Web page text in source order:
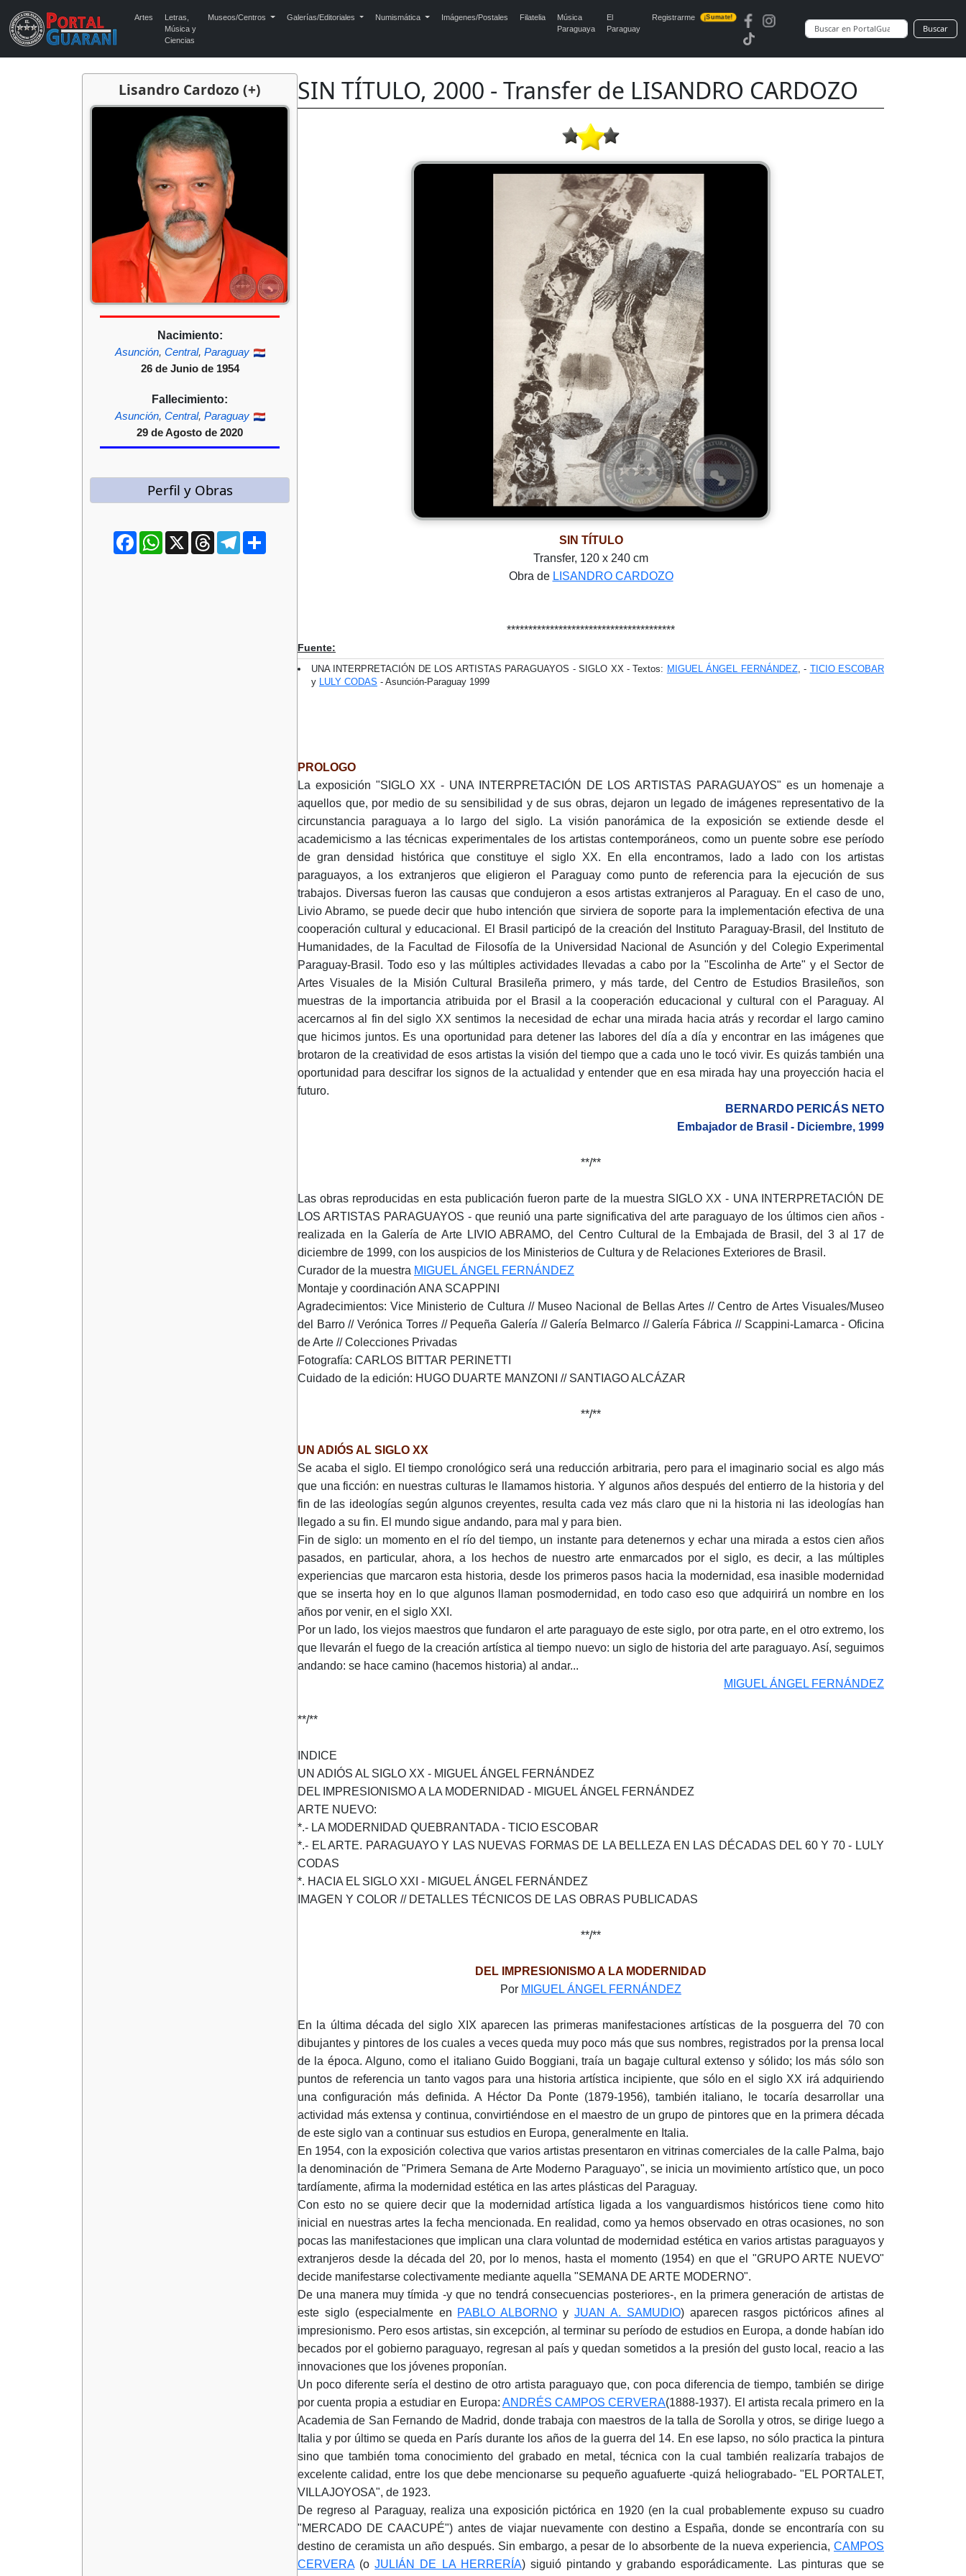
Artes
Letras,
Música y
Ciencias
Museos/Centros Galerías/Editoriales Numismática Imágenes/Postales Filatelia
Música
Paraguaya
El
Paraguay
Registrarme ¡Sumate!
Buscar
Lisandro Cardozo (+)
Nacimiento:
Asunción, Central, Paraguay
26 de Junio de 1954
Fallecimiento:
Asunción, Central, Paraguay
29 de Agosto de 2020
Perfil y Obras
FacebookWhatsApp
X ThreadsTelegram
SIN TÍTULO, 2000 - Transfer de LISANDRO CARDOZO
SIN TÍTULO
Transfer, 120 x 240 cm
Obra de LISANDRO CARDOZO
***************************************
Fuente:
UNA INTERPRETACIÓN DE LOS ARTISTAS PARAGUAYOS - SIGLO XX - Textos: MIGUEL ÁNGEL FERNÁNDEZ, - TICIO ESCOBAR
y
LULY CODAS - Asunción-Paraguay 1999
PROLOGO
La exposición "SIGLO XX - UNA INTERPRETACIÓN DE LOS ARTISTAS PARAGUAYOS" es un homenaje a
aquellos que, por medio de su sensibilidad y de sus obras, dejaron un legado de imágenes representativo de la
circunstancia paraguaya a lo largo del siglo. La visión panorámica de la exposición se extiende desde el
academicismo a las técnicas experimentales de los artistas contemporáneos, como un puente sobre ese período
de gran densidad histórica que constituye el siglo XX. En ella encontramos, lado a lado con los artistas
paraguayos, a los extranjeros que eligieron el Paraguay como punto de referencia para la ejecución de sus
trabajos. Diversas fueron las causas que condujeron a esos artistas extranjeros al Paraguay. En el caso de uno,
Livio Abramo, se puede decir que hubo intención que sirviera de soporte para la implementación efectiva de una
cooperación cultural y educacional. El Brasil participó de la creación del Instituto Paraguay-Brasil, del Instituto de
Humanidades, de la Facultad de Filosofía de la Universidad Nacional de Asunción y del Colegio Experimental
Paraguay-Brasil. Todo eso y las múltiples actividades llevadas a cabo por la "Escolinha de Arte" y el Sector de
Artes Visuales de la Misión Cultural Brasileña primero, y más tarde, del Centro de Estudios Brasileños, son
muestras de la importancia atribuida por el Brasil a la cooperación educacional y cultural con el Paraguay. Al
acercarnos al fin del siglo XX sentimos la necesidad de echar una mirada hacia atrás y recordar el largo camino
que hicimos juntos. Es una oportunidad para detener las labores del día a día y encontrar en las imágenes que
brotaron de la creatividad de esos artistas la visión del tiempo que a cada uno le tocó vivir. Es quizás también una
oportunidad para descifrar los signos de la actualidad y entender que en esa mirada hay una proyección hacia el
futuro.
BERNARDO PERICÁS NETO
Embajador de Brasil - Diciembre, 1999
**/**
Las obras reproducidas en esta publicación fueron parte de la muestra SIGLO XX - UNA INTERPRETACIÓN DE
LOS ARTISTAS PARAGUAYOS - que reunió una parte significativa del arte paraguayo de los últimos cien años -
realizada en la Galería de Arte LIVIO ABRAMO, del Centro Cultural de la Embajada de Brasil, del 3 al 17 de
diciembre de 1999, con los auspicios de los Ministerios de Cultura y de Relaciones Exteriores de Brasil.
Curador de la muestra MIGUEL ÁNGEL FERNÁNDEZ
Montaje y coordinación ANA SCAPPINI
Agradecimientos: Vice Ministerio de Cultura // Museo Nacional de Bellas Artes // Centro de Artes Visuales/Museo
del Barro // Verónica Torres // Pequeña Galería // Galería Belmarco // Galería Fábrica // Scappini-Lamarca - Oficina
de Arte // Colecciones Privadas
Fotografía: CARLOS BITTAR PERINETTI
Cuidado de la edición: HUGO DUARTE MANZONI // SANTIAGO ALCÁZAR
**/**
UN ADIÓS AL SIGLO XX
Se acaba el siglo. El tiempo cronológico será una reducción arbitraria, pero para el imaginario social es algo más
que una ficción: en nuestras culturas le llamamos historia. Y algunos años después del entierro de la historia y del
fin de las ideologías según algunos creyentes, resulta cada vez más claro que ni la historia ni las ideologías han
llegado a su fin. El mundo sigue andando, para mal y para bien.
Fin de siglo: un momento en el río del tiempo, un instante para detenernos y echar una mirada a estos cien años
pasados, en particular, ahora, a los hechos de nuestro arte enmarcados por el siglo, es decir, a las múltiples
experiencias que marcaron esta historia, desde los primeros pasos hacia la modernidad, esa inasible modernidad
que se inserta hoy en lo que algunos llaman posmodernidad, en todo caso eso que adquirirá un nombre en los
años por venir, en el siglo XXI.
Por un lado, los viejos maestros que fundaron el arte paraguayo de este siglo, por otra parte, en el otro extremo, los
que llevarán el fuego de la creación artística al tiempo nuevo: un siglo de historia del arte paraguayo. Así, seguimos
andando: se hace camino (hacemos historia) al andar...
MIGUEL ÁNGEL FERNÁNDEZ
**/**
INDICE
UN ADIÓS AL SIGLO XX - MIGUEL ÁNGEL FERNÁNDEZ
DEL IMPRESIONISMO A LA MODERNIDAD - MIGUEL ÁNGEL FERNÁNDEZ
ARTE NUEVO:
*.- LA MODERNIDAD QUEBRANTADA - TICIO ESCOBAR
*.- EL ARTE. PARAGUAYO Y LAS NUEVAS FORMAS DE LA BELLEZA EN LAS DÉCADAS DEL 60 Y 70 - LULY
CODAS
*. HACIA EL SIGLO XXI - MIGUEL ÁNGEL FERNÁNDEZ
IMAGEN Y COLOR // DETALLES TÉCNICOS DE LAS OBRAS PUBLICADAS
**/**
DEL IMPRESIONISMO A LA MODERNIDAD
Por MIGUEL ÁNGEL FERNÁNDEZ
En la última década del siglo XIX aparecen las primeras manifestaciones artísticas de la posguerra del 70 con
dibujantes y pintores de los cuales a veces queda muy poco más que sus nombres, registrados por la prensa local
de la época. Alguno, como el italiano Guido Boggiani, traía un bagaje cultural extenso y sólido; los más sólo son
puntos de referencia un tanto vagos para una historia artística incipiente, que sólo en el siglo XX irá adquiriendo
una configuración más definida. A Héctor Da Ponte (1879-1956), también italiano, le tocaría desarrollar una
actividad más extensa y continua, convirtiéndose en el maestro de un grupo de pintores que en la primera década
de este siglo van a continuar sus estudios en Europa, generalmente en Italia.
En 1954, con la exposición colectiva que varios artistas presentaron en vitrinas comerciales de la calle Palma, bajo
la denominación de "Primera Semana de Arte Moderno Paraguayo", se inicia un movimiento artístico que, un poco
tardíamente, afirma la modernidad estética en las artes plásticas del Paraguay.
Con esto no se quiere decir que la modernidad artística ligada a los vanguardismos históricos tiene como hito
inicial en nuestras artes la fecha mencionada. En realidad, como ya hemos observado en otras ocasiones, no son
pocas las manifestaciones que implican una clara voluntad de modernidad estética en varios artistas paraguayos y
extranjeros desde la década del 20, por lo menos, hasta el momento (1954) en que el "GRUPO ARTE NUEVO"
decide manifestarse colectivamente mediante aquella "SEMANA DE ARTE MODERNO".
De una manera muy tímida -y que no tendrá consecuencias posteriores-, en la primera generación de artistas de
este siglo (especialmente en PABLO ALBORNO yJUAN A. SAMUDIO) aparecen rasgos pictóricos afines al
impresionismo. Pero esos artistas, sin excepción, al terminar su período de estudios en Europa, a donde habían ido
becados por el gobierno paraguayo, regresan al país y quedan sometidos a la presión del gusto local, reacio a las
innovaciones que los jóvenes proponían.
Un poco diferente sería el destino de otro artista paraguayo que, con poca diferencia de tiempo, también se dirige
por cuenta propia a estudiar en Europa: ANDRÉS CAMPOS CERVERA(1888-1937). El artista recala primero en la
Academia de San Fernando de Madrid, donde trabaja con maestros de la talla de Sorolla y otros, se dirige luego a
Italia y por último se queda en París durante los años de la guerra del 14. En ese lapso, no sólo practica la pintura
sino que también toma conocimiento del grabado en metal, técnica con la cual también realizaría trabajos de
excelente calidad, entre los que debe mencionarse su pequeño aguafuerte -quizá heliograbado- "EL PORTALET,
VILLAJOYOSA", de 1923.
De regreso al Paraguay, realiza una exposición pictórica en 1920 (en la cual probablemente expuso su cuadro
"MERCADO DE CAACUPÉ") antes de viajar nuevamente con destino a España, donde se encontraría con su
destino de ceramista un año después. Sin embargo, a pesar de lo absorbente de la nueva experiencia, CAMPOS
CERVERA(oJULIÁN DE LA HERRERÍA) siguió pintando y grabando esporádicamente. Las pinturas que se